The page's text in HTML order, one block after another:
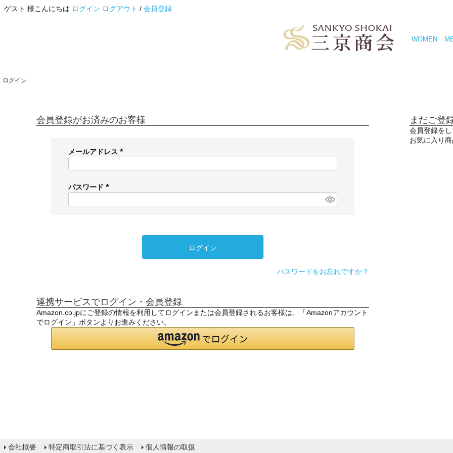
ゲスト 様こんにちは ログイン ログアウト / 会員登録
WOMEN
ログイン
会員登録がお済みのお客様
メールアドレス
必
)
パスワード
必
ログイン
パスワードをお忘れですか？
連携サービスでログイン・会員登録
Amazon.co.jpにご登録の情報を利用してログインまたは会員登録されるお客様は、「Amazonアカウント
でログイン」ボタンよりお進みください。
まだご登
会員登録を
お気に入り
会社概要 特定商取引法に基づく表示 個人情報の取扱